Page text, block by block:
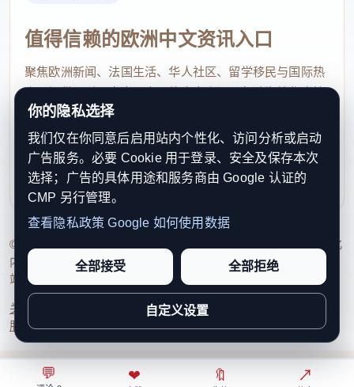
💬 ❤ 🔖 ↗
值得信赖的欧洲中文资讯入口
聚焦欧洲新闻、法国生活、华人社区、留学移民与国际热
点，提供及时、真实、实用的中文资讯，帮助海外华人快
速了解欧洲动态。
contact@xinouzhou.com
服务支持、版权与合作：工作日优先处理站务、投稿与权
利通知
© 2026 新欧洲·欧洲头条. All Rights Reserved. 本网站持续优化
内容透明度、联系方式与用户权利说明，以提升品牌信任感和
站点完整度。
关于我们 编辑规范日期归档隐私政策
服务条款联系我们
你的隐私选择
我们仅在你同意后启用站内个性化、访问分析或启动
广告服务。必要 Cookie 用于登录、安全及保存本次
选择；广告的具体用途和服务商由 Google 认证的
CMP 另行管理。
查看隐私政策 Google 如何使用数据
全部接受 全部拒绝
自定义设置
⌂ ◎ ↗ ○